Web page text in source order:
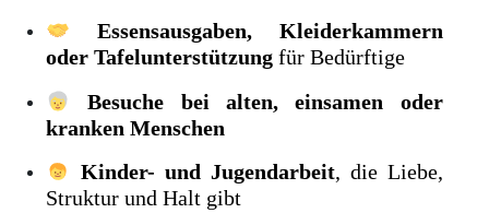
Essensausgaben, Kleiderkammern
oder Tafelunterstützung für Bedürftige
Besuche bei alten, einsamen oder
kranken Menschen
Kinder- und Jugendarbeit, die Liebe,
Struktur und Halt gibt